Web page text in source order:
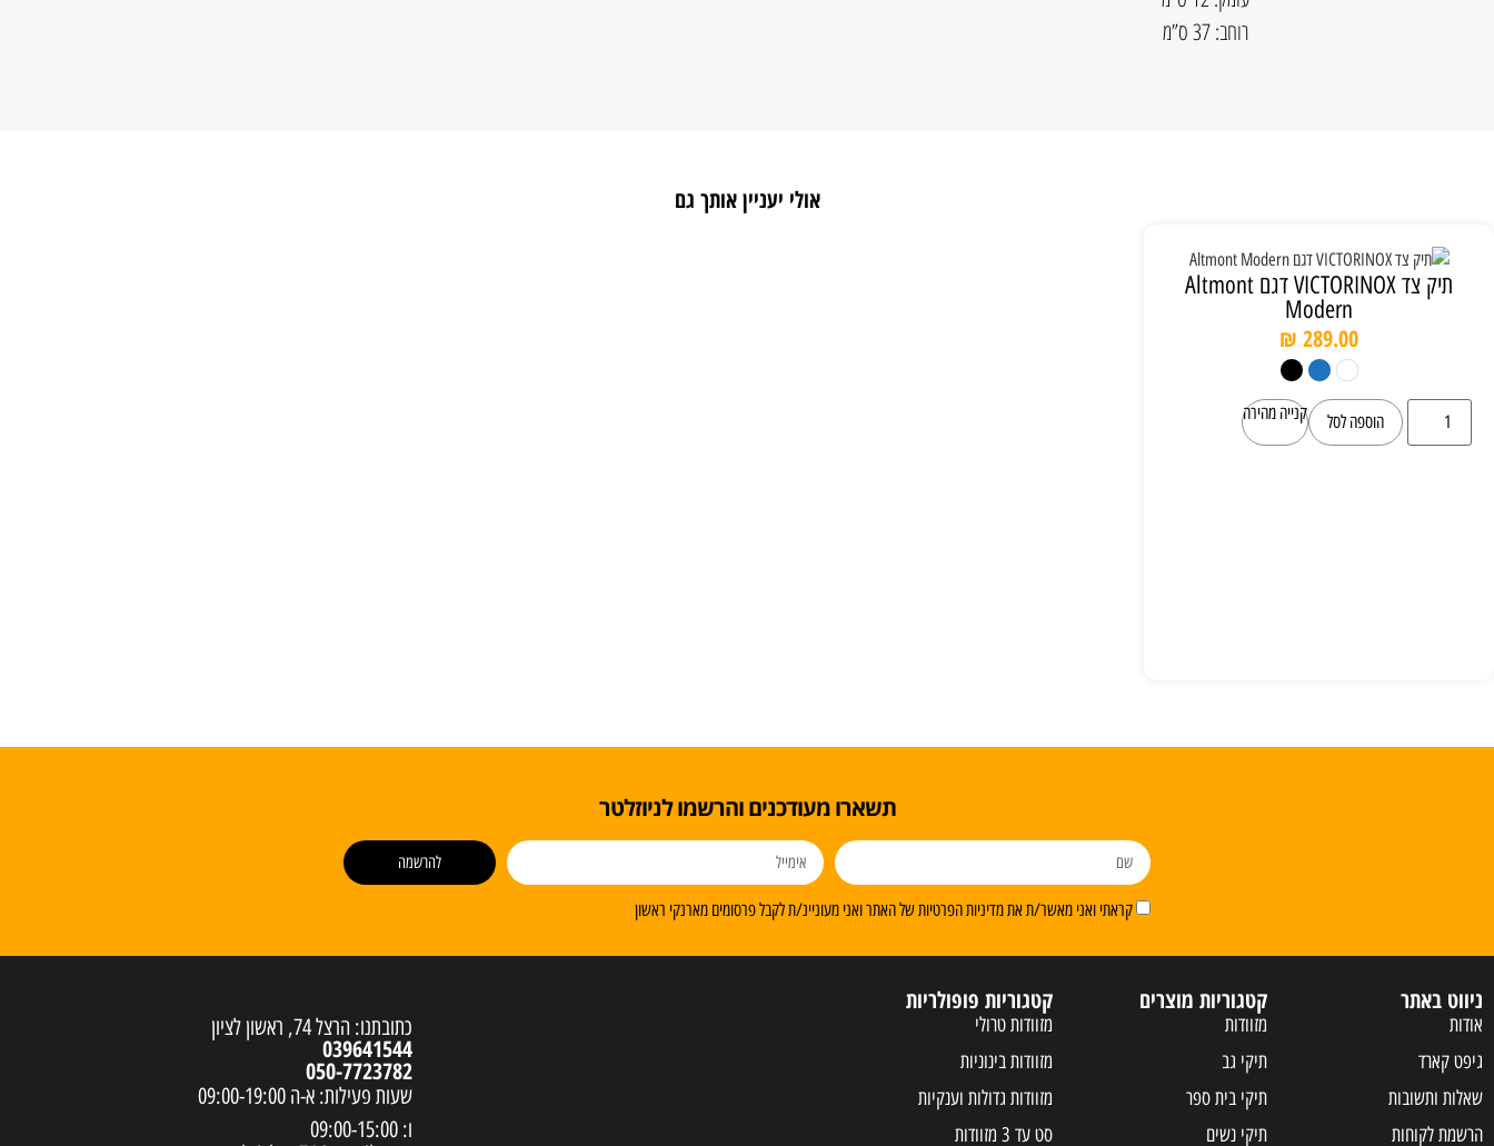
רוחב: 37 ס”מ
אולי יעניין אותך גם
תיק צד VICTORINOX דגם Altmont
Modern
₪ 289.00
הוספה לסל קנייה מהירה
תשארו מעודכנים והרשמו לניוזלטר
קראתי ואני מאשר/ת את מדיניות הפרטיות של האתר ואני מעוניינ/ת לקבל פרסומים מארנקי ראשון
להרשמה
ניווט באתר
אודות
גיפט קארד
שאלות ותשובות
הרשמת לקוחות
קטגוריות מוצרים
מזוודות
תיקי גב
תיקי בית ספר
תיקי נשים
קטגוריות פופולריות
מזוודות טרולי
מזוודות בינוניות
מזוודות גדולות וענקיות
סט עד 3 מזוודות
כתובתנו: הרצל 74, ראשון לציון
039641544
050-7723782
שעות פעילות: א-ה 09:00-19:00
ו: 09:00-15:00